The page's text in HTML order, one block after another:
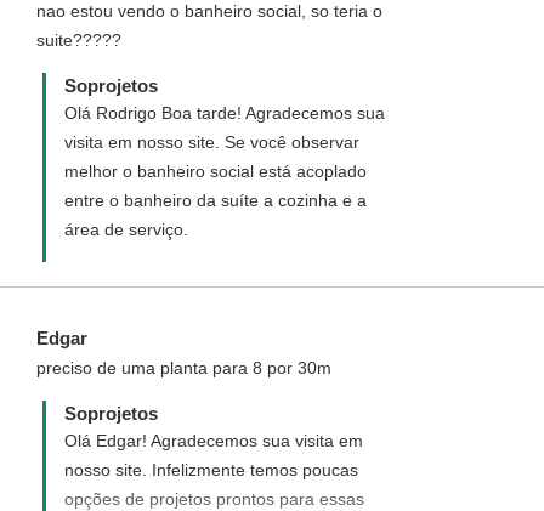
topográfico do terreno.
nao estou vendo o banheiro social, so teria o
suite?????
Soprojetos
Olá Rodrigo Boa tarde! Agradecemos sua
visita em nosso site. Se você observar
melhor o banheiro social está acoplado
entre o banheiro da suíte a cozinha e a
área de serviço.
Edgar
preciso de uma planta para 8 por 30m
Soprojetos
Olá Edgar! Agradecemos sua visita em
nosso site. Infelizmente temos poucas
opções de projetos prontos para essas